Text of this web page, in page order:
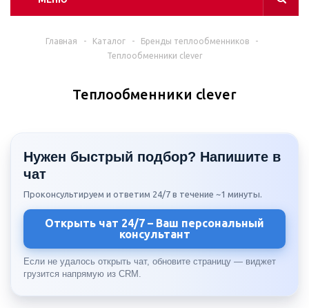
Главная - Каталог - Бренды теплообменников
-
Теплообменники clever
Теплообменники clever
Нужен быстрый подбор? Напишите в
чат
Проконсультируем и ответим 24/7 в течение ~1 минуты.
Открыть чат 24/7 – Ваш персональный
консультант
Если не удалось открыть чат, обновите страницу — виджет
грузится напрямую из CRM.